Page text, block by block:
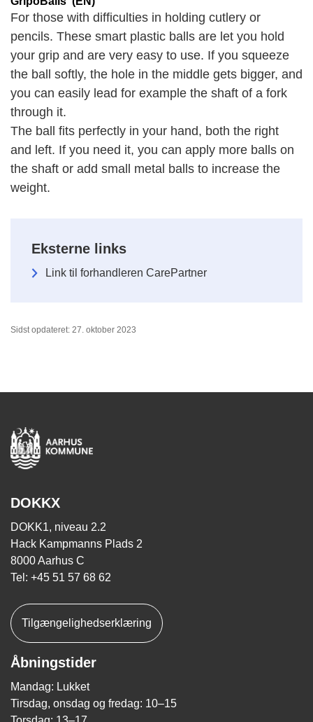
For those with difficulties in holding cutlery or
pencils. These smart plastic balls are let you hold
your grip and are very easy to use. If you squeeze
the ball softly, the hole in the middle gets bigger, and
you can easily lead for example the shaft of a fork
through it.
The ball fits perfectly in your hand, both the right
and left. If you need it, you can apply more balls on
the shaft or add small metal balls to increase the
weight.
Eksterne links
Link til forhandleren CarePartner
Sidst opdateret: 27. oktober 2023
DOKKX
DOKK1, niveau 2.2
Hack Kampmanns Plads 2
8000 Aarhus C
Tel: +45 51 57 68 62
Tilgængelighedserklæring
Åbningstider
Mandag: Lukket
Tirsdag, onsdag og fredag: 10–15